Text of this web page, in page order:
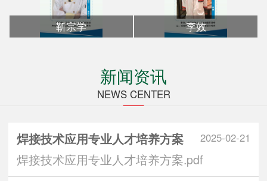
靳宗学 李效
新闻资讯
NEWS CENTER
2025-02-21
焊接技术应用专业人才培养方案
焊接技术应用专业人才培养方案.pdf